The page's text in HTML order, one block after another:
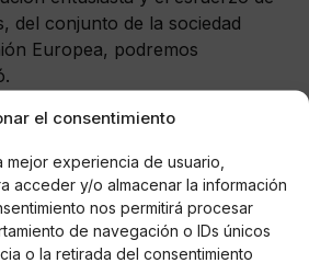
el consentimiento
experiencia de usuario,
acceder y/o almacenar la información
nos permitirá procesar
de navegación o IDs únicos
o la retirada del consentimiento
del conjunto de la sociedad
Europea, podremos
P. Montes